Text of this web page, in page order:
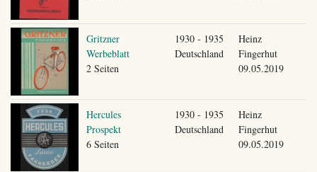
Gritzner
Werbeblatt
2 Seiten
1930 - 1935
Deutschland
Heinz
Fingerhut
09.05.2019
Hercules
Prospekt
6 Seiten
1930 - 1935
Deutschland
Heinz
Fingerhut
09.05.2019